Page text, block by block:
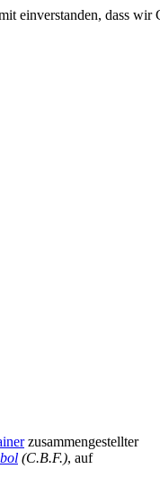
einverstanden, dass wir
zusammengestellter
(C.B.F.), auf